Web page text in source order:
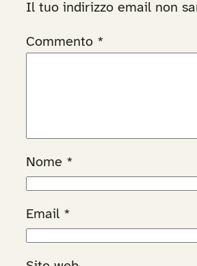
Il tuo indirizzo email non
Commento *
Nome *
Email *